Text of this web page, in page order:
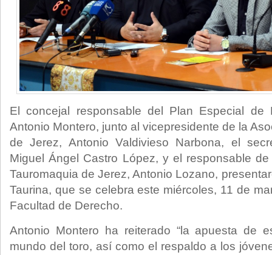
El concejal responsable del Plan Especial de
Antonio Montero, junto al vicepresidente de la
de Jerez, Antonio Valdivieso Narbona, el
Miguel Ángel Castro López, y el responsable
Tauromaquia de Jerez, Antonio Lozano,
Taurina, que se celebra este miércoles, 11 de
Facultad de Derecho.
Antonio Montero ha reiterado “la apuesta de
mundo del toro, así como el respaldo a los